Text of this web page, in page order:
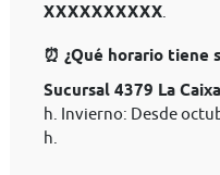
XXXXXXXXXX
⏰ ¿Qué horario tiene
Sucursal 4379 La Caixa
h. Invierno: Desde
h.